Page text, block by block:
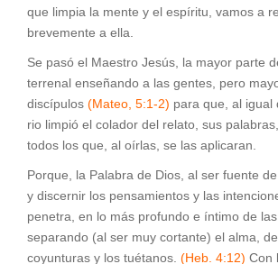
que limpia la mente y el espíritu, vamos a
brevemente a ella.
Se pasó el Maestro Jesús, la mayor parte
terrenal enseñando a las gentes, pero
discípulos (Mateo, 5:1-2) para que, al igual
rio limpió el colador del relato, sus
todos los que, al oírlas, se las aplicaran.
Porque, la Palabra de Dios, al ser fuente
y discernir los pensamientos y las
penetra, en lo más profundo e íntimo de
separando (al ser muy cortante) el alma,
coyunturas y los tuétanos. (Heb. 4:12) Con